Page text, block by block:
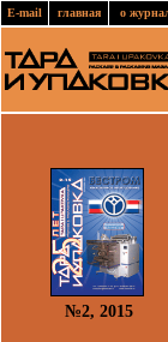
E-mail главная о
№2, 2015